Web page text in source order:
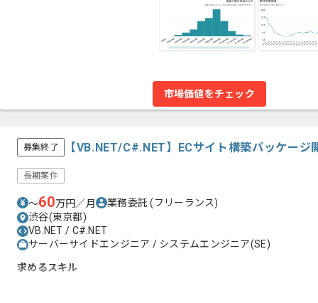
市場価値をチェック
募集終了 【VB.NET/C#.NET】ECサイト構築パッケー
長期案件
〜60万円／月 業務委託(フリーランス)
渋谷(東京都)
VB.NET / C#.NET
サーバーサイドエンジニア / システムエンジニア(SE)
求めるスキル